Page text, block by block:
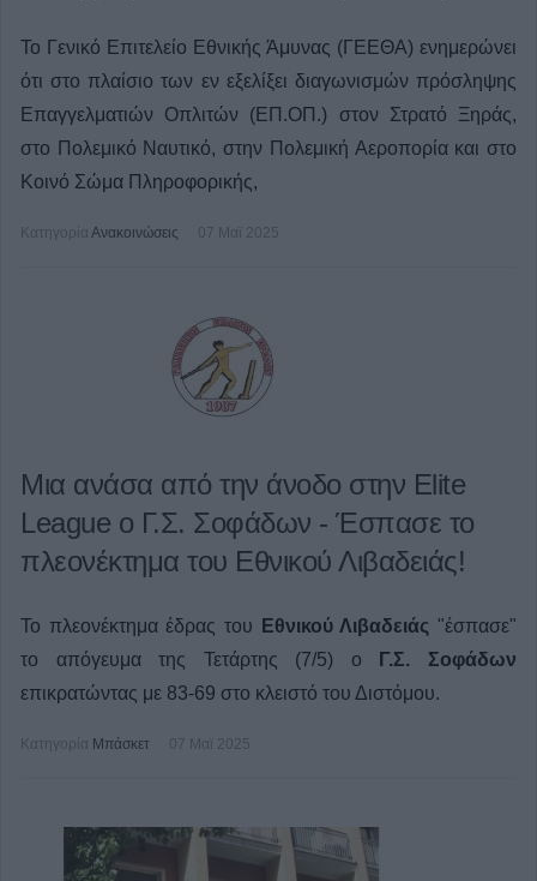
Το Γενικό Επιτελείο Εθνικής Άμυνας (ΓΕΕΘΑ) ενημερώνει
ότι στο πλαίσιο των εν εξελίξει διαγωνισμών πρόσληψης
Επαγγελματιών Οπλιτών (ΕΠ.ΟΠ.) στον Στρατό Ξηράς,
στο Πολεμικό Ναυτικό, στην Πολεμική Αεροπορία και στο
Κοινό Σώμα Πληροφορικής,
Κατηγορία Ανακοινώσεις 07 Μαϊ 2025
Μια ανάσα από την άνοδο στην Elite
League ο Γ.Σ. Σοφάδων - Έσπασε το
πλεονέκτημα του Εθνικού Λιβαδειάς!
Το πλεονέκτημα έδρας του Εθνικού Λιβαδειάς "έσπασε"
το απόγευμα της Τετάρτης (7/5) ο Γ.Σ. Σοφάδων
επικρατώντας με 83-69 στο κλειστό του Διστόμου.
Κατηγορία Μπάσκετ 07 Μαϊ 2025